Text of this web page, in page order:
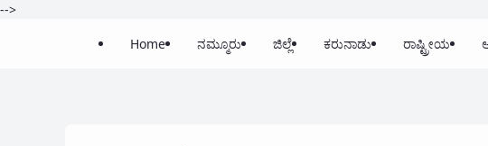
-->
Home
ನಮ್ಮೂರು ಜಿಲ್ಲೆ ಕರುನಾಡು ರಾಷ್ಟ್ರೀಯ